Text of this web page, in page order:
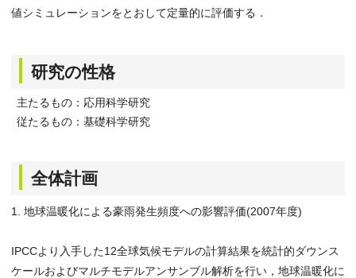
値シミュレーションをとおして定量的に評価する．
研究の性格
主たるもの：応用科学研究
従たるもの：基礎科学研究
全体計画
1. 地球温暖化による豪雨発生頻度への影響評価(2007年度)
IPCCより入手した12全球気候モデルの計算結果を統計的ダウンス
ケールおよびマルチモデルアンサンブル解析を行い，地球温暖化に